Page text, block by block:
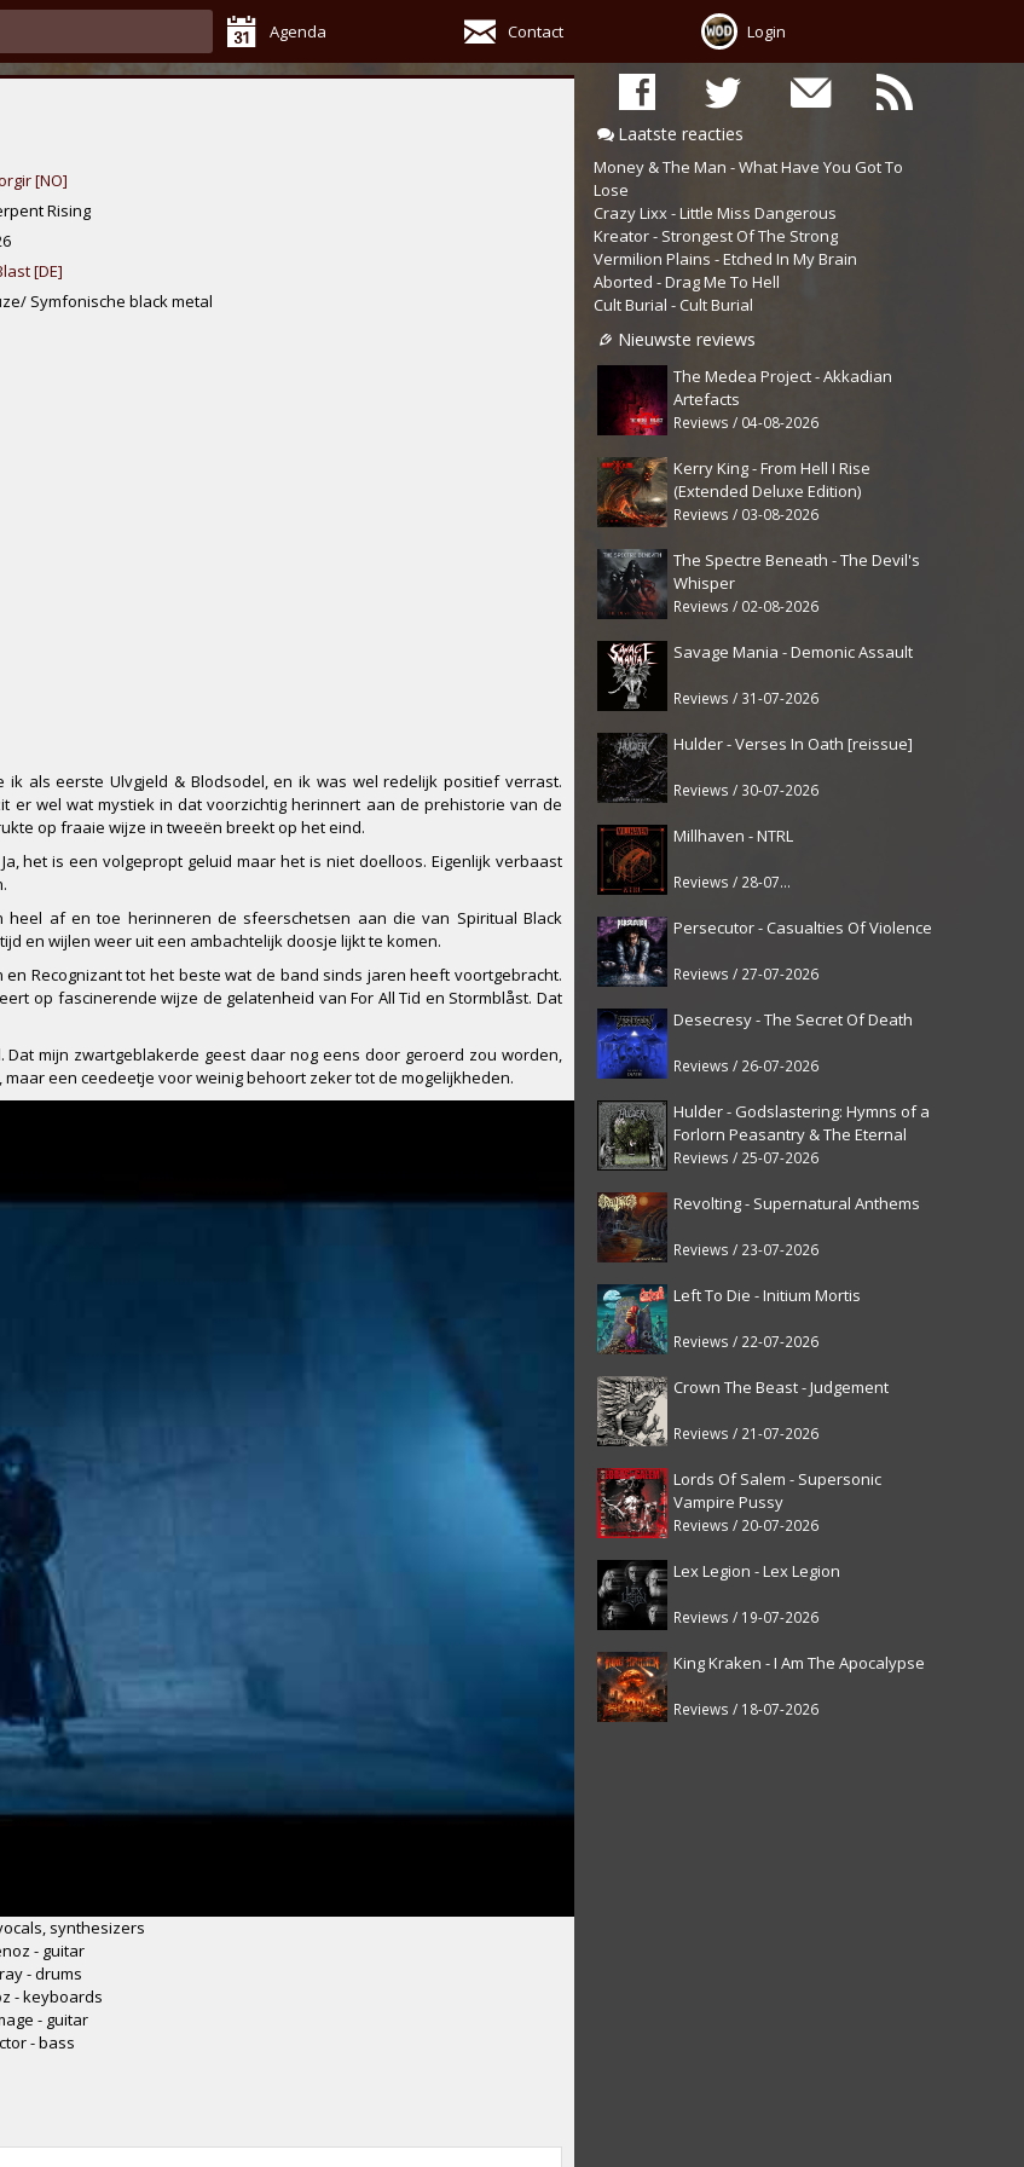
Agenda Contact Login
Laatste reacties
Money & The Man - What Have You Got To
Lose
Crazy Lixx - Little Miss Dangerous
Kreator - Strongest Of The Strong
Vermilion Plains - Etched In My Brain
Aborted - Drag Me To Hell
Cult Burial - Cult Burial
Nieuwste reviews
The Medea Project - Akkadian
Artefacts
Reviews / 04-08-2026
Kerry King - From Hell I Rise
(Extended Deluxe Edition)
Reviews / 03-08-2026
The Spectre Beneath - The Devil's
Whisper
Reviews / 02-08-2026
Savage Mania - Demonic Assault
Reviews / 31-07-2026
Hulder - Verses In Oath [reissue]
Reviews / 30-07-2026
Millhaven - NTRL
Reviews / 28-07-2026
Persecutor - Casualties Of Violence
Reviews / 27-07-2026
Desecresy - The Secret Of Death
Reviews / 26-07-2026
Hulder - Godslastering: Hymns of a
Forlorn Peasantry & The Eternal
Fanfare [reissue]
Reviews / 25-07-2026
Revolting - Supernatural Anthems
Reviews / 23-07-2026
Left To Die - Initium Mortis
Reviews / 22-07-2026
Crown The Beast - Judgement
Reviews / 21-07-2026
Lords Of Salem - Supersonic
Vampire Pussy
Reviews / 20-07-2026
Lex Legion - Lex Legion
Reviews / 19-07-2026
King Kraken - I Am The Apocalypse
Reviews / 18-07-2026
[NO]
Rising
[DE]
Symfonische black metal
als eerste Ulvgjeld & Blodsodel, en ik was wel redelijk positief verrast.
er wel wat mystiek in dat voorzichtig herinnert aan de prehistorie van de
op fraaie wijze in tweeën breekt op het eind.
het is een volgepropt geluid maar het is niet doelloos. Eigenlijk verbaast
heel af en toe herinneren de sfeerschetsen aan die van Spiritual Black
en wijlen weer uit een ambachtelijk doosje lijkt te komen.
Recognizant tot het beste wat de band sinds jaren heeft voortgebracht.
op fascinerende wijze de gelatenheid van For All Tid en Stormblåst. Dat
mijn zwartgeblakerde geest daar nog eens door geroerd zou worden,
een ceedeetje voor weinig behoort zeker tot de mogelijkheden.
synthesizers
- guitar
- drums
- keyboards
- guitar
- bass